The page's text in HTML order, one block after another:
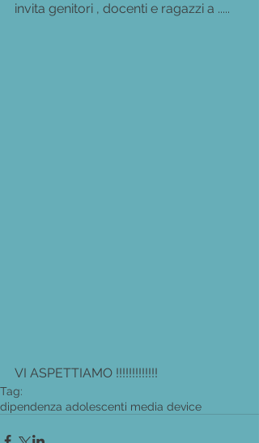
invita genitori , docenti e ragazzi a .....
VI ASPETTIAMO !!!!!!!!!!!!!
Tag:
dipendenza adolescenti media device